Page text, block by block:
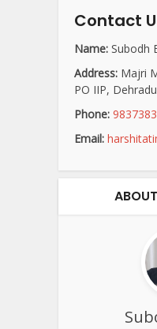
Contact
Name: Subodh
Address: Majri
PO IIP,
Phone:
Email: